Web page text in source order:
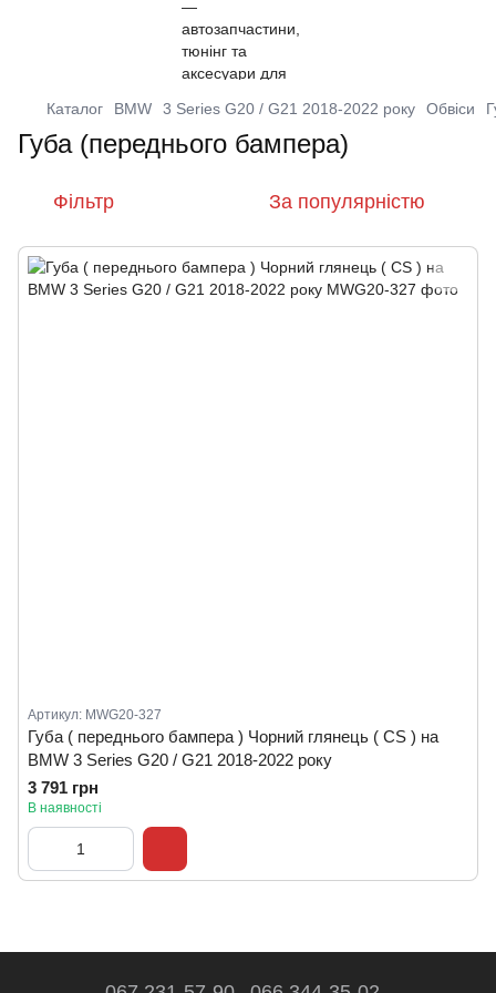
Каталог BMW 3 Series G20 / G21 2018-2022 року Обвіси
Губа (переднього бампера)
Фільтр За популярністю
Артикул: MWG20-327
Губа ( переднього бампера ) Чорний глянець ( CS ) на
BMW 3 Series G20 / G21 2018-2022 року
3 791 грн
В наявності